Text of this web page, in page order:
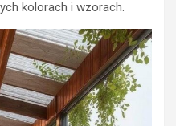
kolorach i wzorach.